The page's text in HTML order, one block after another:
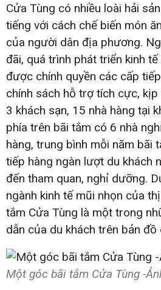
Cửa Tùng có nhiều loài hải
tiếng với cách chế biến món
của người dân địa phương.
đãi, quá trình phát triển kinh
được chính quyền các cấp
chính sách hỗ trợ tích cực, kịp
3 khách sạn, 15 nhà hàng tại
phía trên bãi tắm có 6 nhà
hàng, trung bình mỗi năm bãi
tiếp hàng ngàn lượt du khách
đến tham quan, nghỉ dưỡng.
ngành kinh tế mũi nhọn của
tắm Cửa Tùng là một trong
dẫn của du khách trên bản đồ
Một góc bãi tắm Cửa Tùng -